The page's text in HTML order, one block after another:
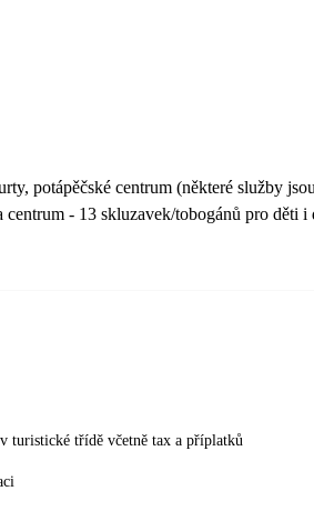
potápěčské centrum (některé služby
centrum - 13 skluzavek/tobogánů pro děti i
turistické třídě včetně tax a příplatků